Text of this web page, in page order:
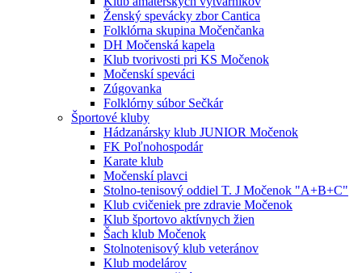
Ženský spevácky zbor Cantica
Folklórna skupina Močenčanka
DH Močenská kapela
Klub tvorivosti pri KS Močenok
Močenskí speváci
Zúgovanka
Folklórny súbor Sečkár
Športové kluby
Hádzanársky klub JUNIOR Močenok
FK Poľnohospodár
Karate klub
Močenskí plavci
Stolno-tenisový oddiel T. J Močenok "A+B+C"
Klub cvičeniek pre zdravie Močenok
Klub športovo aktívnych žien
Šach klub Močenok
Stolnotenisový klub veteránov
Klub modelárov